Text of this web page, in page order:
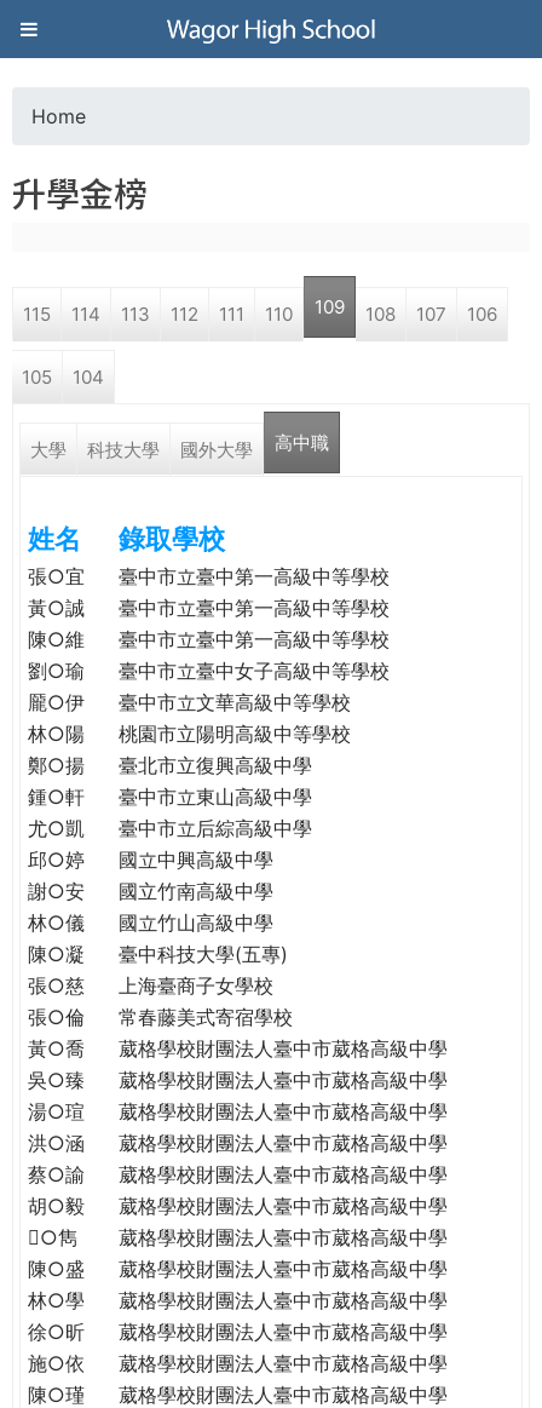
Jump to navigation
葳
格
高
學
格。
民。
WAGOR
TODAY
THE
WORLD
TOMORROW
PUTTING
YOU
THE
PATH
GLOBAL
CITIZENSHIP
o
a
r
e
e
r
e
Home
升學金榜
115 114 113 112 111 110 109 108 107 106
105 104
大學 科技大學 國外大學 高中職
姓名 錄取學校
張○宜
臺中市立臺中第一高級中等學校
黃○誠
臺中市立臺中第一高級中等學校
陳○維
臺中市立臺中第一高級中等學校
劉○瑜
臺中市立臺中女子高級中等學校
龎○伊
臺中市立文華高級中等學校
林○陽
桃園市立陽明高級中等學校
鄭○揚
臺北市立復興高級中學
鍾○軒
臺中市立東山高級中學
尤○凱
臺中市立后綜高級中學
邱○婷
國立中興高級中學
謝○安
國立竹南高級中學
林○儀
國立竹山高級中學
陳○凝
臺中科技大學(五專)
張○慈
上海臺商子女學校
張○倫
常春藤美式寄宿學校
黃○喬
葳格學校財團法人臺中市葳格高級中學
吳○臻
葳格學校財團法人臺中市葳格高級中學
湯○瑄
葳格學校財團法人臺中市葳格高級中學
洪○涵
葳格學校財團法人臺中市葳格高級中學
蔡○諭
葳格學校財團法人臺中市葳格高級中學
胡○毅
葳格學校財團法人臺中市葳格高級中學
○雋
葳格學校財團法人臺中市葳格高級中學
陳○盛
葳格學校財團法人臺中市葳格高級中學
林○學
葳格學校財團法人臺中市葳格高級中學
徐○昕
葳格學校財團法人臺中市葳格高級中學
施○依
葳格學校財團法人臺中市葳格高級中學
陳○瑾
葳格學校財團法人臺中市葳格高級中學